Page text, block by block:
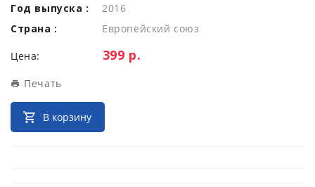
Год выпуска :
2016
Страна :
Европейский союз
Цена: Цена:
399 р.
Печать
В корзину